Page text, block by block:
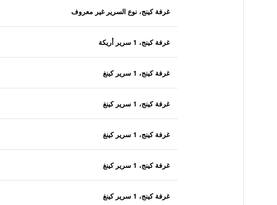
غرفة كينج، نوع السرير غير معروف
غرفة كينج، 1 سرير أريكة
غرفة كينج، 1 سرير كينغ
غرفة كينج، 1 سرير كينغ
غرفة كينج، 1 سرير كينغ
غرفة كينج، 1 سرير كينغ
غرفة كينج، 1 سرير كينغ